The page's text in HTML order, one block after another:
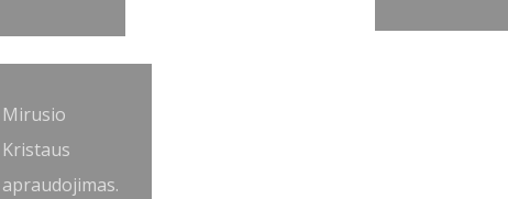
Mirusio
Kristaus
apraudojimas.